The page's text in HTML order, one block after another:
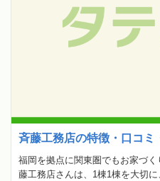
斉藤工務店の特徴・口コミ
福岡を拠点に関東圏でもお家づ
藤工務店さんは、1棟1棟を大切